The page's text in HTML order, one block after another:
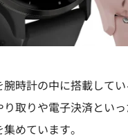
腕時計の中に搭載して
り取りや電子決済とい
めています。